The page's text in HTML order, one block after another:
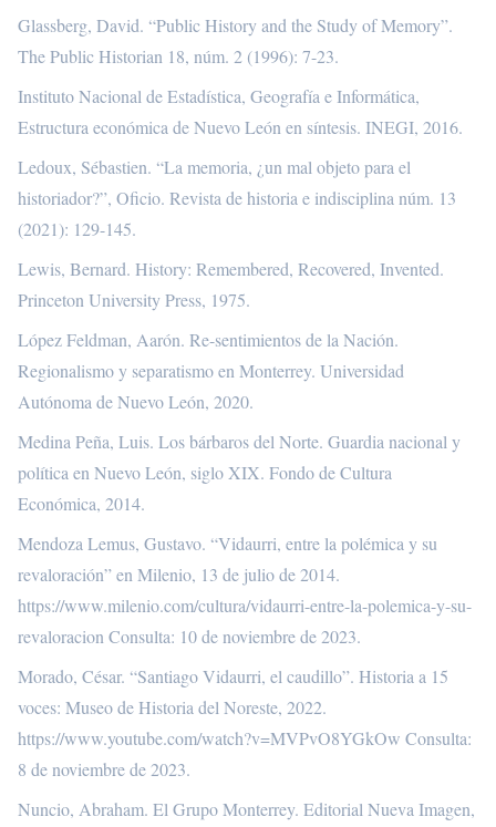
Glassberg, David. “Public History and the Study of Memory”.
The Public Historian 18, núm. 2 (1996): 7-23.
Instituto Nacional de Estadística, Geografía e Informática,
Estructura económica de Nuevo León en síntesis. INEGI, 2016.
Ledoux, Sébastien. “La memoria, ¿un mal objeto para el
historiador?”, Oficio. Revista de historia e indisciplina núm. 13
(2021): 129-145.
Lewis, Bernard. History: Remembered, Recovered, Invented.
Princeton University Press, 1975.
López Feldman, Aarón. Re-sentimientos de la Nación.
Regionalismo y separatismo en Monterrey. Universidad
Autónoma de Nuevo León, 2020.
Medina Peña, Luis. Los bárbaros del Norte. Guardia nacional y
política en Nuevo León, siglo XIX. Fondo de Cultura
Económica, 2014.
Mendoza Lemus, Gustavo. “Vidaurri, entre la polémica y su
revaloración” en Milenio, 13 de julio de 2014.
https://www.milenio.com/cultura/vidaurri-entre-la-polemica-y-su-
revaloracion Consulta: 10 de noviembre de 2023.
Morado, César. “Santiago Vidaurri, el caudillo”. Historia a 15
voces: Museo de Historia del Noreste, 2022.
https://www.youtube.com/watch?v=MVPvO8YGkOw Consulta:
8 de noviembre de 2023.
Nuncio, Abraham. El Grupo Monterrey. Editorial Nueva Imagen,